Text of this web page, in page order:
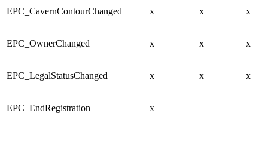
EPC_CavernContourChanged x x x
EPC_OwnerChanged x x x
EPC_LegalStatusChanged x x x
EPC_EndRegistration x